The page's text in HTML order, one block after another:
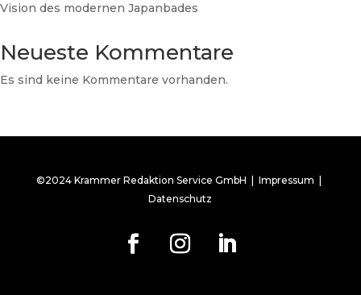
Vision des modernen Japanbades
Neueste Kommentare
Es sind keine Kommentare vorhanden.
©2024 Krammer Redaktion Service GmbH |Impressum |
Datenschutz